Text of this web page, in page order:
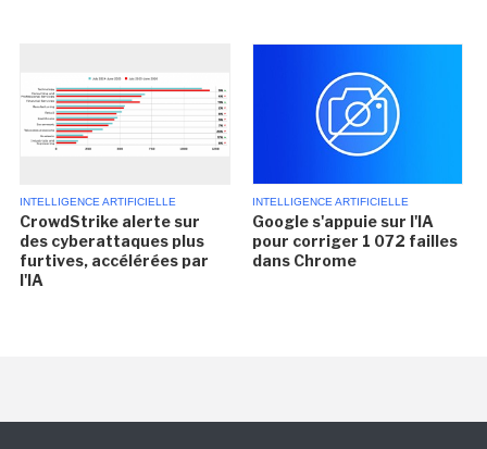
INTELLIGENCE ARTIFICIELLE
CrowdStrike alerte sur
des cyberattaques plus
furtives, accélérées par
l'IA
INTELLIGENCE ARTIFICIELLE
Google s'appuie sur l'IA
pour corriger 1 072 failles
dans Chrome